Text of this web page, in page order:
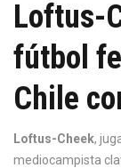
Loftus-
fútbol
Chile
Loftus-Cheek,
mediocampista